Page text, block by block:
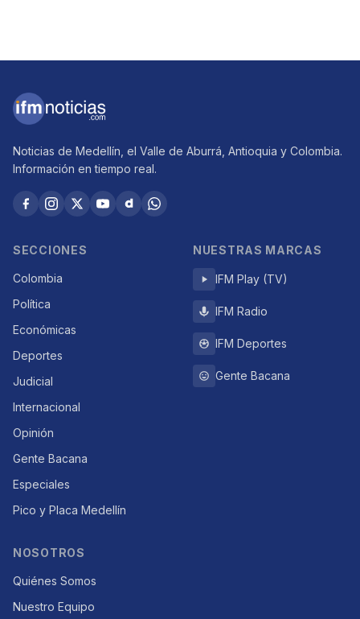
Noticias de Medellín, el Valle de Aburrá, Antioquia y Colombia.
Información en tiempo real.
SECCIONES
Colombia
Política
Económicas
Deportes
Judicial
Internacional
Opinión
Gente Bacana
Especiales
Pico y Placa Medellín
NUESTRAS MARCAS
IFM Play (TV)
IFM Radio
IFM Deportes
Gente Bacana
NOSOTROS
Quiénes Somos
Nuestro Equipo